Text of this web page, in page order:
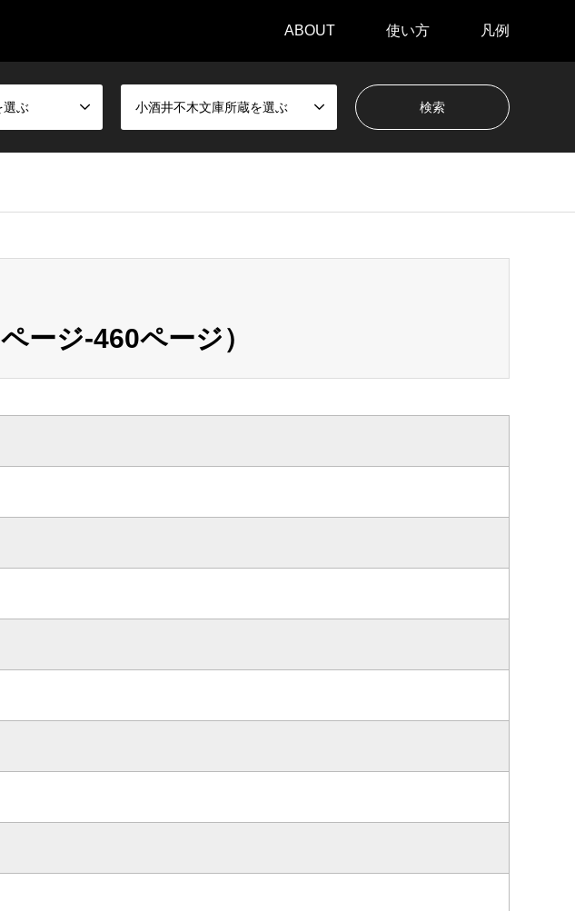
ABOUT 使い方 凡例
選ぶ 小酒井不木文庫所蔵を選ぶ
ージ-460ページ）